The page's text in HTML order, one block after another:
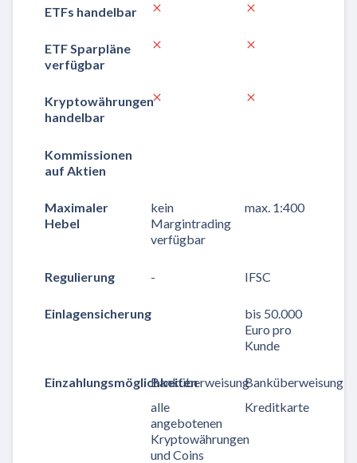
ETFs handelbar
ETF Sparpläne
verfügbar
Kryptowährungen
handelbar
Kommissionen
auf Aktien
Maximaler
Hebel
kein
Margintrading
verfügbar
max. 1:400
Regulierung - IFSC
Einlagensicherung
bis 50.000
Euro pro
Kunde
EinzahlungsmöglichkeitenBanküberweisung
alle
angebotenen
Kryptowährungen
und Coins
Banküberweisung
Kreditkarte